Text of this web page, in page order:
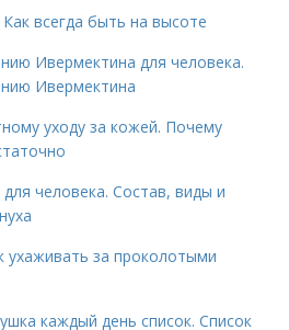
всегда быть на высоте
Ивермектина для человека.
Ивермектина
уходу за кожей. Почему
человека. Состав, виды и
ухаживать за проколотыми
каждый день список. Список